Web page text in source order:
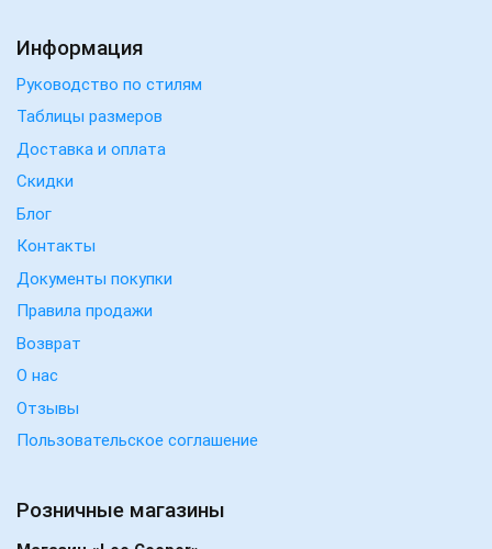
Информация
Руководство по стилям
Таблицы размеров
Доставка и оплата
Скидки
Блог
Контакты
Документы покупки
Правила продажи
Возврат
О нас
Отзывы
Пользовательское соглашение
Розничные магазины